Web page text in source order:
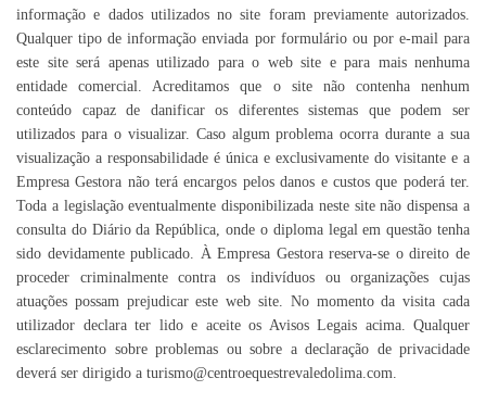
informação e dados utilizados no site foram previamente autorizados.
Qualquer tipo de informação enviada por formulário ou por e-mail para
este site será apenas utilizado para o web site e para mais nenhuma
entidade comercial. Acreditamos que o site não contenha nenhum
conteúdo capaz de danificar os diferentes sistemas que podem ser
utilizados para o visualizar. Caso algum problema ocorra durante a sua
visualização a responsabilidade é única e exclusivamente do visitante e a
Empresa Gestora não terá encargos pelos danos e custos que poderá ter.
Toda a legislação eventualmente disponibilizada neste site não dispensa a
consulta do Diário da República, onde o diploma legal em questão tenha
sido devidamente publicado. À Empresa Gestora reserva-se o direito de
proceder criminalmente contra os indivíduos ou organizações cujas
atuações possam prejudicar este web site. No momento da visita cada
utilizador declara ter lido e aceite os Avisos Legais acima. Qualquer
esclarecimento sobre problemas ou sobre a declaração de privacidade
deverá ser dirigido a turismo@centroequestrevaledolima.com.